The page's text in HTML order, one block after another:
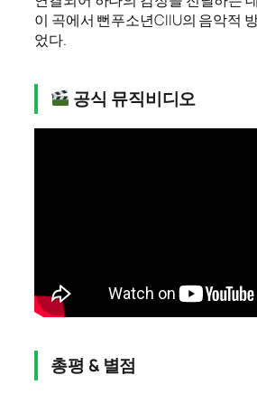
이 곡에서 뻔푸소년CIIU의 음악적
었다.
공식 뮤직비디오
총평 & 별점